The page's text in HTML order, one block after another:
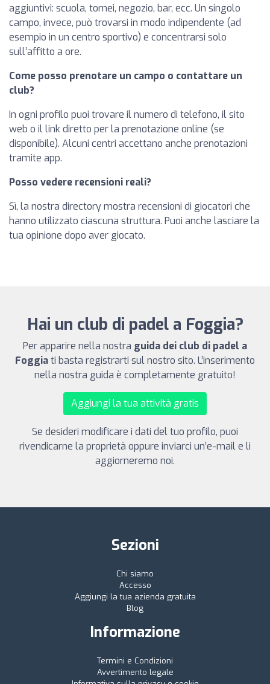
aggiuntivi: scuola, tornei, negozio, bar, ecc. Un singolo
campo, invece, può trovarsi in modo indipendente (ad
esempio in un centro sportivo) e concentrarsi solo
sull’affitto a ore.
Come posso prenotare un campo o contattare un
club?
In ogni profilo puoi trovare il numero di telefono, il sito
web o il link diretto per la prenotazione online (se
disponibile). Alcuni centri accettano anche prenotazioni
tramite app.
Posso vedere recensioni reali?
Sì, la nostra directory mostra recensioni di giocatori che
hanno utilizzato ciascuna struttura. Puoi anche lasciare la
tua opinione dopo aver giocato.
Hai un club di padel a Foggia?
Per apparire nella nostra guida dei club di padel a
Foggiati basta registrarti sul nostro sito. L’inserimento
nella nostra guida è completamente gratuito!
Aggiungi la tua attività gratis
Se desideri modificare i dati del tuo profilo, puoi
rivendicarne la proprietà oppure inviarci un’e-mail e li
aggiorneremo noi.
Sezioni
Chi siamo
Accesso
Aggiungi la tua azienda gratuita
Blog
Informazione
Termini e Condizioni
Avvertimento legale